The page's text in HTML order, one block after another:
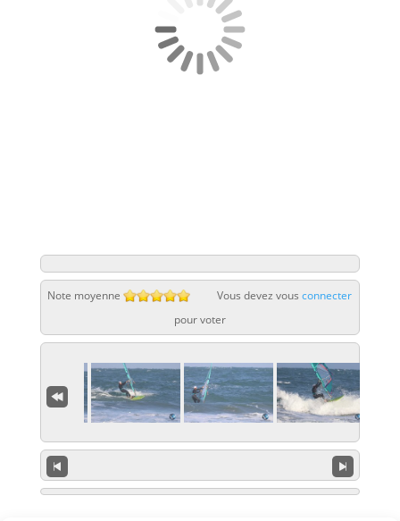
Note moyenne Vous devez vousconnecter
pour voter